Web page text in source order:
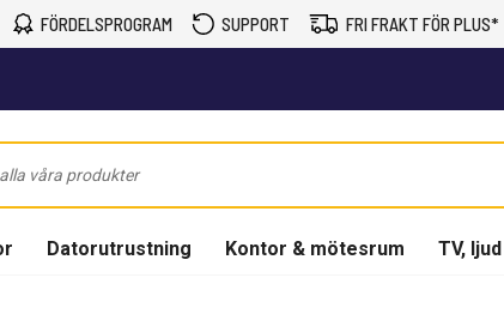
FÖRDELSPROGRAM SUPPORT FRI FRAKT FÖR PLUS*
Datorutrustning Kontor & mötesrum TV,